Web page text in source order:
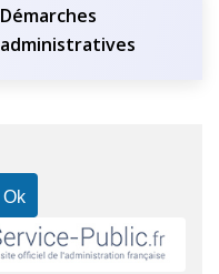
Démarches
administratives